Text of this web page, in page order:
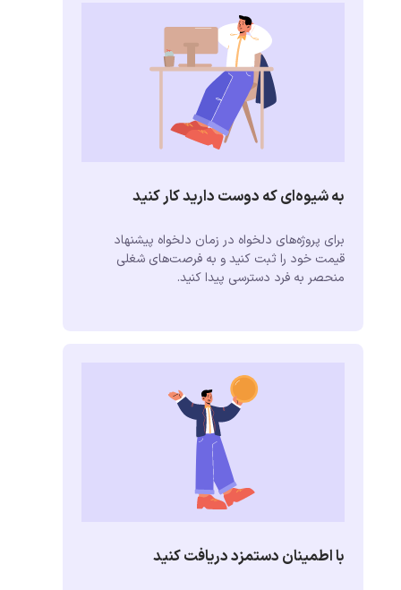
به شیوه‌ای که دوست دارید کار کنید
برای پروژه‌های دلخواه در زمان دلخواه پیشنهاد
قیمت خود را ثبت کنید و به فرصت‌های شغلی
منحصر به فرد دسترسی پیدا کنید.
با اطمینان دستمزد دریافت کنید